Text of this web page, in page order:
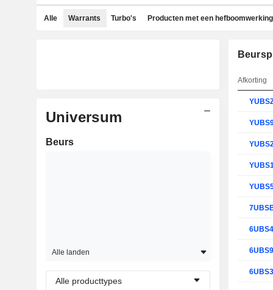
Alle Warrants Turbo's Producten met een hefboomwerking
Universum
Beurs
Alle landen
Alle producttypes
Afkorting